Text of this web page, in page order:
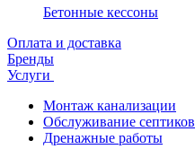
Бетонные кессоны
Оплата и доставка
Бренды
Услуги
Монтаж канализации
Обслуживание септиков
Дренажные работы